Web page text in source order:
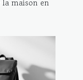
maison en